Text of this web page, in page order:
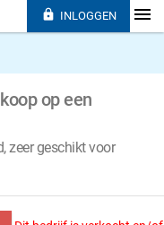
op een
zeer geschikt voor
 INLOGGEN